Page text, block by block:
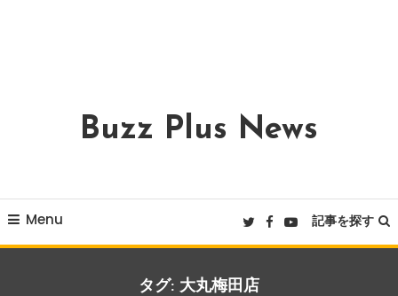
Buzz Plus News
Menu 記事を探す
タグ: 大丸梅田店